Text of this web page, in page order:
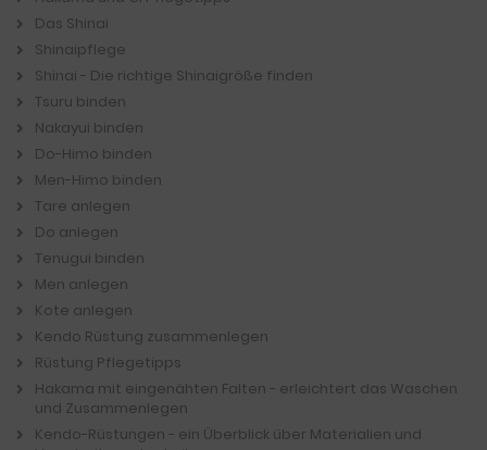
Das Shinai
Shinaipflege
Shinai - Die richtige Shinaigröße finden
Tsuru binden
Nakayui binden
Do-Himo binden
Men-Himo binden
Tare anlegen
Do anlegen
Tenugui binden
Men anlegen
Kote anlegen
Kendo Rüstung zusammenlegen
Rüstung Pflegetipps
Hakama mit eingenähten Falten - erleichtert das Waschen
und Zusammenlegen
Kendo-Rüstungen - ein Überblick über Materialien und